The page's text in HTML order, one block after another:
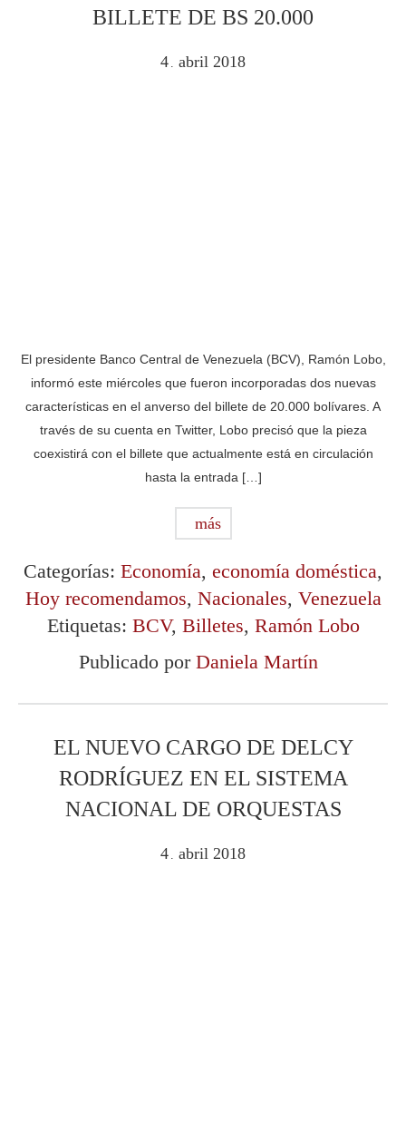
BILLETE DE BS 20.000
4 . abril 2018
El presidente Banco Central de Venezuela (BCV), Ramón Lobo,
informó este miércoles que fueron incorporadas dos nuevas
características en el anverso del billete de 20.000 bolívares. A
través de su cuenta en Twitter, Lobo precisó que la pieza
coexistirá con el billete que actualmente está en circulación
hasta la entrada […]
más
Categorías: Economía, economía doméstica,
Hoy recomendamos, Nacionales, Venezuela
Etiquetas: BCV, Billetes, Ramón Lobo
Publicado por Daniela Martín
EL NUEVO CARGO DE DELCY
RODRÍGUEZ EN EL SISTEMA
NACIONAL DE ORQUESTAS
4 . abril 2018